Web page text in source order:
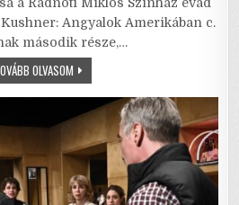
te
r
l
l
s
A
p
e
Angyalok Amerikában c.
második része,…
OLVASOMANGYALOK
AMERIKÁBAN
2.
RÉSZ:
PERESZTROJKA
–
BALSORS,
AKIT
REAGAN
TÉP…